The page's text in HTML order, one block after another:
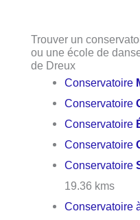
Trouver un
ou une école de
de Dreux
Conservatoire
Conservatoire
Conservatoire
Conservatoire
Conservatoire
19.36 kms
Conservatoire